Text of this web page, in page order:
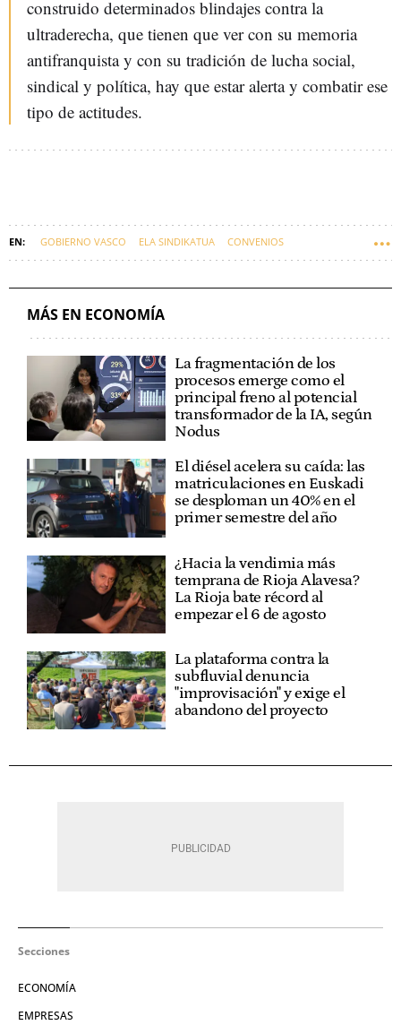
construido determinados blindajes contra la
ultraderecha, que tienen que ver con su memoria
antifranquista y con su tradición de lucha social,
sindical y política, hay que estar alerta y combatir ese
tipo de actitudes.
GOBIERNO VASCO ELA SINDIKATUA CONVENIOS
MÁS EN ECONOMÍA
La fragmentación de los
procesos emerge como el
principal freno al potencial
transformador de la IA, según
Nodus
El diésel acelera su caída: las
matriculaciones en Euskadi
se desploman un 40% en el
primer semestre del año
¿Hacia la vendimia más
temprana de Rioja Alavesa?
La Rioja bate récord al
empezar el 6 de agosto
La plataforma contra la
subfluvial denuncia
"improvisación" y exige el
abandono del proyecto
Secciones
ECONOMÍA
EMPRESAS